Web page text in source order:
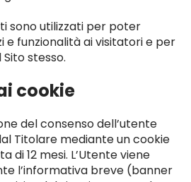
sono utilizzati per poter
e funzionalità ai visitatori e per
stesso.
cookie
del consenso dell’utente
Titolare mediante un cookie
di 12 mesi. L’Utente viene
l’informativa breve (banner